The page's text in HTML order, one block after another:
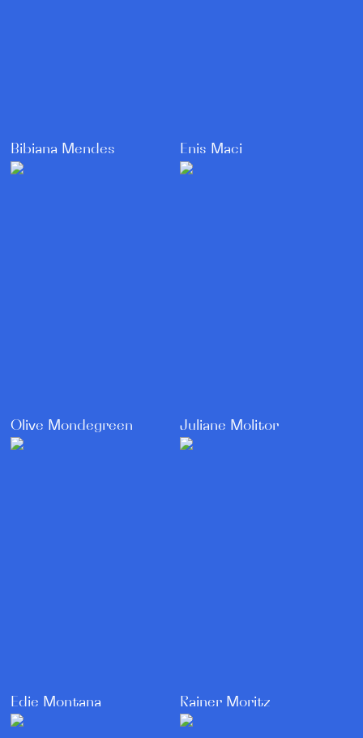
Bibiana Mendes Enis Maci
Olive Mondegreen Juliane Molitor
Edie Montana Rainer Moritz